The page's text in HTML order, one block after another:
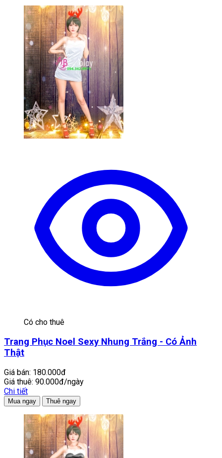
Có cho thuê
Trang Phục Noel Sexy Nhung Trắng - Có Ảnh
Thật
Giá bán: 180.000đ
Giá thuê: 90.000đ/ngày
Chi tiết
Mua ngay Thuê ngay